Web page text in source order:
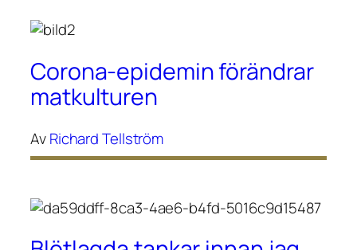
Corona-epidemin förändrar
matkulturen
AvRichard Tellström